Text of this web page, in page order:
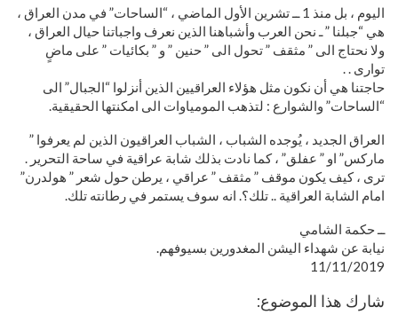
اليوم ، بل منذ 1 ــ تشرين الأول الماضي ، “الساحات” في مدن العراق ،
هي “جبلنا ” ـ نحن العرب وأشباهنا الذين نعرف واجباتنا حيال العراق ،
ولا نحتاج الى ” مثقف ” تحول الى ” حنين ” و ” بكائيات ” على ماضٍ
توارى . .
حاجتنا هي أن نكون مثل هؤلاء العراقيين الذين أنزلوا “الجبال” الى
“الساحات” والشوارع : لتذهب المومياوات الى امكنتها الحقيقية.
العراق الجديد ، يُوجده الشباب ، الشباب العراقيون الذين لم يعرفوا ”
ماركس” او ” عفلق” ، كما نادت بذلك شابة عراقية في ساحة التحرير .
ترى ، كيف يكون موقف ” مثقف ” عراقي ، يرطن حول شعر ” هولدرن”
امام الشابة العراقية .. تلك؟. انه سوف يستمر في رطانته تلك.
ــ حكمة الشامي
نيابة عن شهداء اليشن المغدورين بسيوفهم.
11/11/2019
شارك هذا الموضوع: